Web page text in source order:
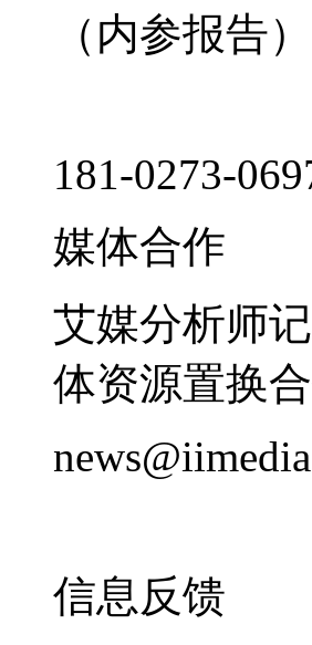
（内参报告）
181-0273-
媒体合作
艾媒分析师
体资源置换合
信息反馈